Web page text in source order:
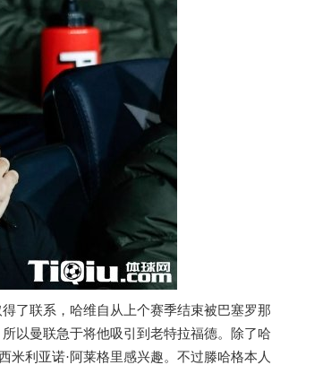
了联系，哈维自从上个赛季结束被巴塞罗那
以曼联急于将他吸引到老特拉福德。除了哈
米利亚诺·阿莱格里感兴趣。不过滕哈格本人